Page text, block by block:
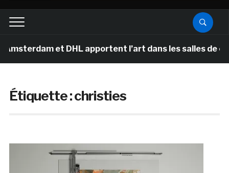
et DHL apportent l’art dans les salles de classe des
Étiquette :christies